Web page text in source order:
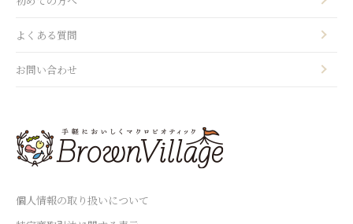
個人情報の取り扱いについて
よくある質問
お問い合わせ